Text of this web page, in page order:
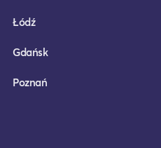
Łódź
Gdańsk
Poznań